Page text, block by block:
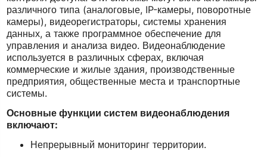
различного типа (аналоговые, IP-камеры, поворотные
камеры), видеорегистраторы, системы хранения
данных, а также программное обеспечение для
управления и анализа видео. Видеонаблюдение
используется в различных сферах, включая
коммерческие и жилые здания, производственные
предприятия, общественные места и транспортные
системы.
Основные функции систем видеонаблюдения
включают:
Непрерывный мониторинг территории.